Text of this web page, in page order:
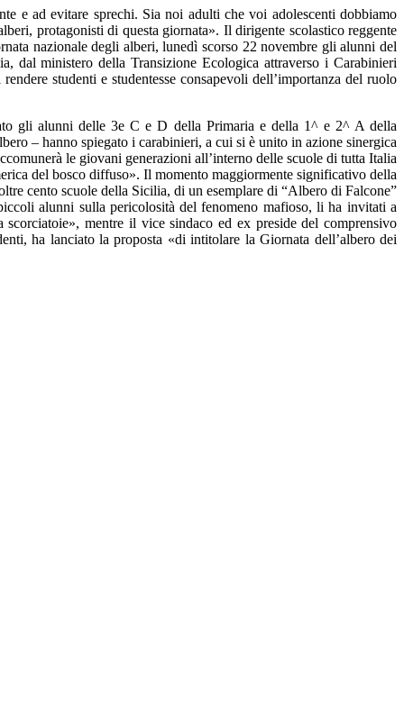
e ad evitare sprechi. Sia noi adulti che voi adolescenti dobbiamo
protagonisti di questa giornata». Il dirigente scolastico reggente
nazionale degli alberi, lunedì scorso 22 novembre gli alunni del
dal ministero della Transizione Ecologica attraverso i Carabinieri
studenti e studentesse consapevoli dell’importanza del ruolo
gli alunni delle 3e C e D della Primaria e della 1^ e 2^ A della
– hanno spiegato i carabinieri, a cui si è unito in azione sinergica
le giovani generazioni all’interno delle scuole di tutta Italia
del bosco diffuso». Il momento maggiormente significativo della
cento scuole della Sicilia, di un esemplare di “Albero di Falcone”
alunni sulla pericolosità del fenomeno mafioso, li ha invitati a
mentre il vice sindaco ed ex preside del comprensivo
ha lanciato la proposta «di intitolare la Giornata dell’albero dei